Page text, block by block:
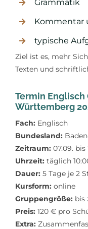
Grammatik
Kommentar
typische
Ziel ist es, mehr
Texten und
Termin
Württemberg
Fach:Englisch
Bundesland:
Zeitraum:07.09. bis
Uhrzeit:täglich
Dauer:5 Tage je 2
Kursform:online
Gruppengröße:bis
Preis:120 € pro
Extra: